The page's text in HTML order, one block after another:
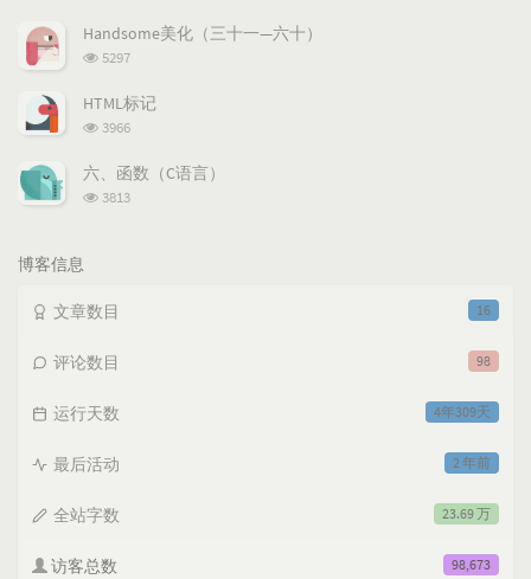
次
Handsome美化（三十一—六十）
浏
次
5297
HTML标记
浏
数:
3966
六、函数（C语言）
浏
3813
博客信息
16
文章数目
98
评论数目
4年309天
运行天数
2 年前
最后活动
23.69 万
全站字数
98,673
访客总数